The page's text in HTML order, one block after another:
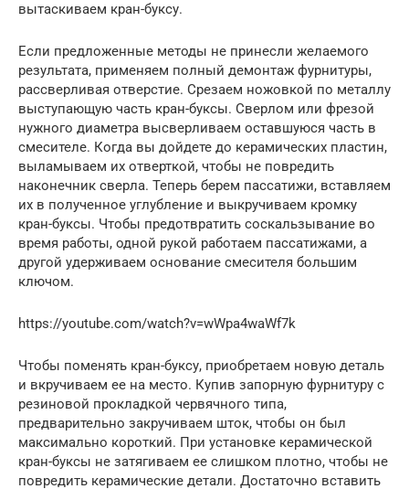
вытаскиваем кран-буксу.
Если предложенные методы не принесли желаемого
результата, применяем полный демонтаж фурнитуры,
рассверливая отверстие. Срезаем ножовкой по металлу
выступающую часть кран-буксы. Сверлом или фрезой
нужного диаметра высверливаем оставшуюся часть в
смесителе. Когда вы дойдете до керамических пластин,
выламываем их отверткой, чтобы не повредить
наконечник сверла. Теперь берем пассатижи, вставляем
их в полученное углубление и выкручиваем кромку
кран-буксы. Чтобы предотвратить соскальзывание во
время работы, одной рукой работаем пассатижами, а
другой удерживаем основание смесителя большим
ключом.
https://youtube.com/watch?v=wWpa4waWf7k
Чтобы поменять кран-буксу, приобретаем новую деталь
и вкручиваем ее на место. Купив запорную фурнитуру с
резиновой прокладкой червячного типа,
предварительно закручиваем шток, чтобы он был
максимально короткий. При установке керамической
кран-буксы не затягиваем ее слишком плотно, чтобы не
повредить керамические детали. Достаточно вставить